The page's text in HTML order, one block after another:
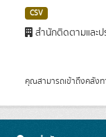
CSV
สำนักติดตามและป
คุณสามารถเข้าถึงคลังท